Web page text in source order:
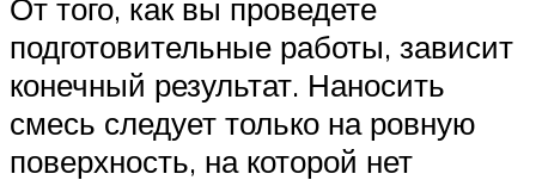
От того, как вы проведете
подготовительные работы, зависит
конечный результат. Наносить
смесь следует только на ровную
поверхность, на которой нет